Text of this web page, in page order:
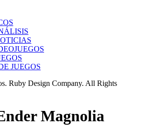
JUEGOS
Ruby Design Company. All Rights
Magnolia